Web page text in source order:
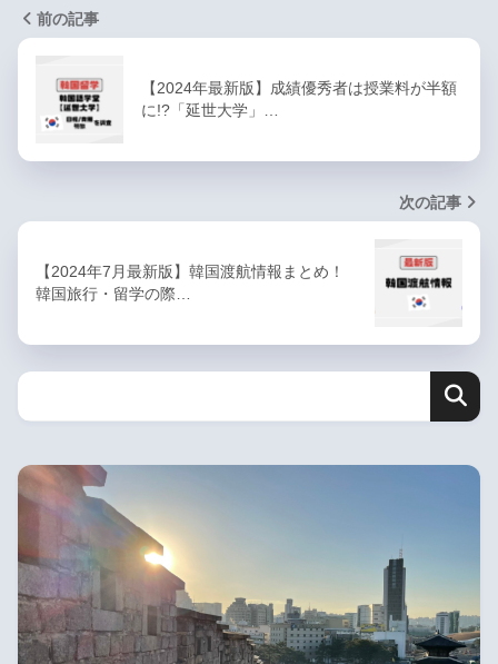
前の記事
【2024年最新版】成績優秀者は授業料が半額
に!?「延世大学」…
次の記事
【2024年7月最新版】韓国渡航情報まとめ！
韓国旅行・留学の際…